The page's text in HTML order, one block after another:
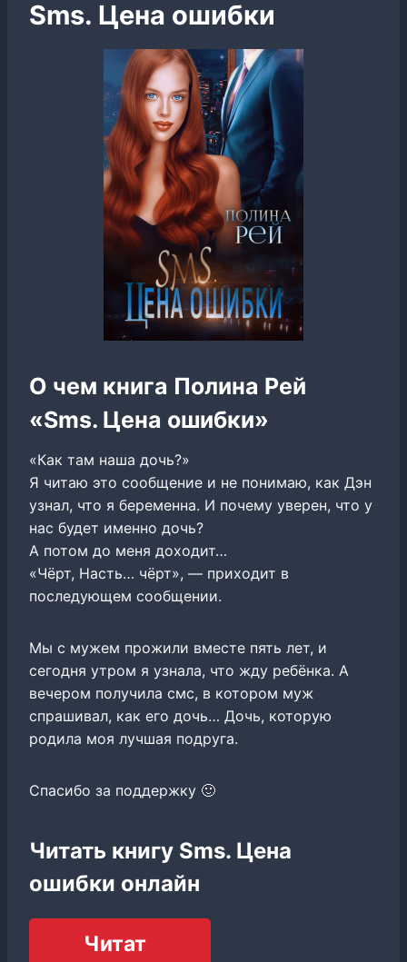
Sms. Цена ошибки
О чем книга Полина Рей
«Sms. Цена ошибки»
«Как там наша дочь?»
Я читаю это сообщение и не понимаю, как Дэн
узнал, что я беременна. И почему уверен, что у
нас будет именно дочь?
А потом до меня доходит…
«Чёрт, Насть… чёрт», — приходит в
последующем сообщении.
Мы с мужем прожили вместе пять лет, и
сегодня утром я узнала, что жду ребёнка. А
вечером получила смс, в котором муж
спрашивал, как его дочь… Дочь, которую
родила моя лучшая подруга.
Спасибо за поддержку 🙂
Читать книгу Sms. Цена
ошибки онлайн
Читат